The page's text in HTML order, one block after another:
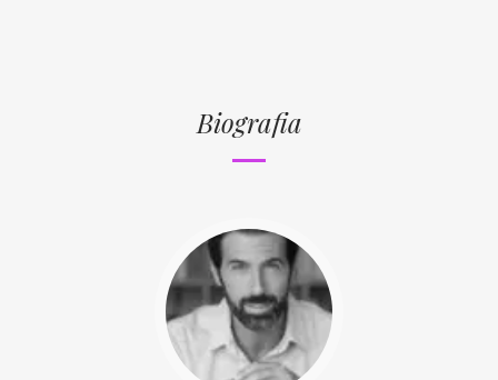
Biografia